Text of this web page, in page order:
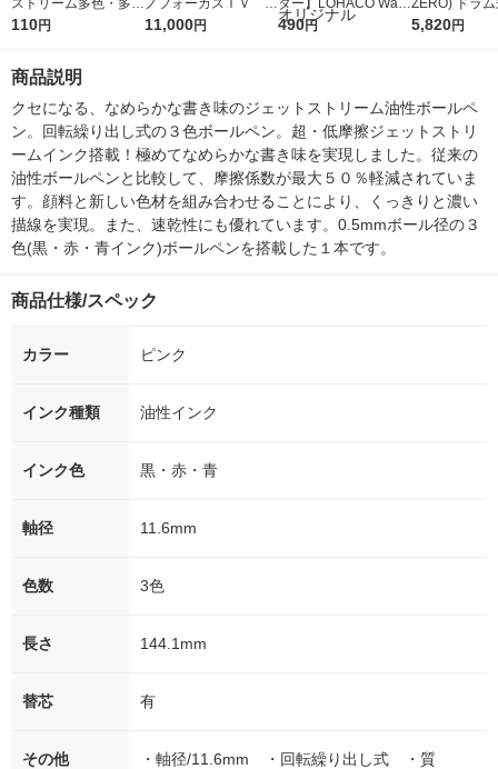
ストリーム多色・多機
能用替芯 紙パッケー
110円
ノフォーカスＩＶ 4
5ｇ 資生堂 おまけ
11,000円
ター】LOHACO Wate
r（ロハコウォータ
490円
ZERO) ドラ
詰め替え メガ
5,820円
商品説明
クセになる、なめらかな書き味のジェットストリーム油性ボールペ
ン。回転繰り出し式の３色ボールペン。超・低摩擦ジェットストリ
ームインク搭載！極めてなめらかな書き味を実現しました。従来の
油性ボールペンと比較して、摩擦係数が最大５０％軽減されていま
す。顔料と新しい色材を組み合わせることにより、くっきりと濃い
描線を実現。また、速乾性にも優れています。0.5mmボール径の３
色(黒・赤・青インク)ボールペンを搭載した１本です。
商品仕様/スペック
カラー ピンク
インク種類 油性インク
インク色 黒・赤・青
軸径 11.6mm
色数 3色
長さ 144.1mm
替芯 有
その他 ・軸径/11.6mm ・回転繰り出し式 ・質